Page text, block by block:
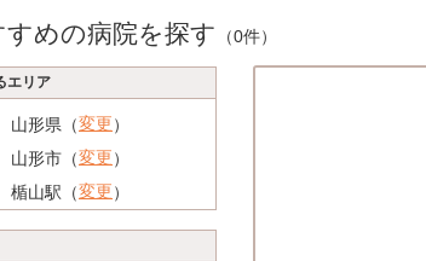
めの病院を探す （0件）
エリア
山形県（変更）
山形市（変更）
楯山駅（変更）